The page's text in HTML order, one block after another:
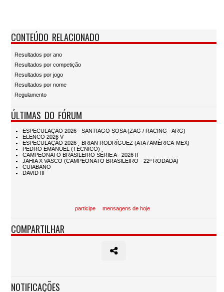
CONTEÚDO RELACIONADO
Resultados por ano
Resultados por competição
Resultados por jogo
Resultados por nome
Regulamento
ÚLTIMAS DO FÓRUM
participe mensagens de hoje
COMPARTILHAR
NOTIFICAÇÕES